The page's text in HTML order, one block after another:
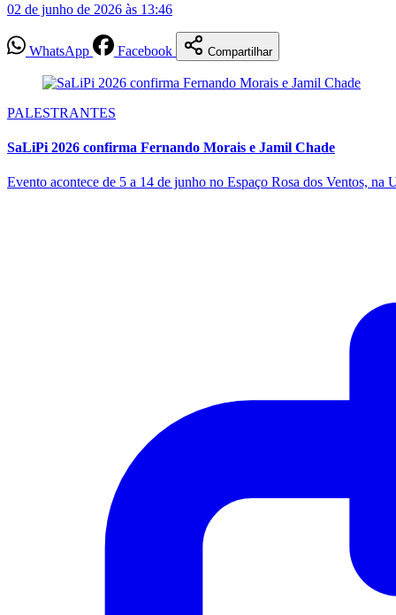
02 de junho de 2026 às 13:46
WhatsApp Facebook Compartilhar
PALESTRANTES
SaLiPi 2026 confirma Fernando Morais e Jamil Chade
Evento acontece de 5 a 14 de junho no Espaço Rosa dos Ventos,